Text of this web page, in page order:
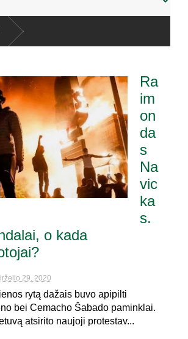
Ra
im
on
da
s
Na
vic
ka
s.
o kada
29, 2020
rytą dažais buvo apipilti
bei Cemacho Šabado paminklai.
atsirito naujoji protestav...